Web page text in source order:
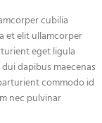
cubilia
et elit ullamcorper
eget ligula
dapibus maecenas
commodo id
nec pulvinar